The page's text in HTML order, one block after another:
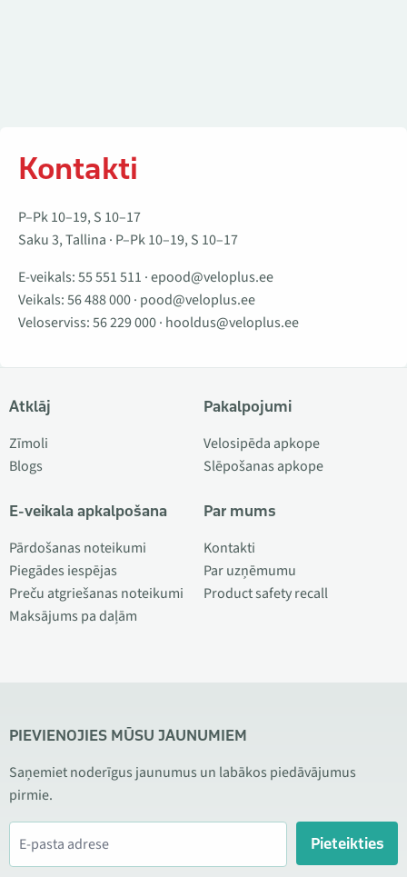
Kontakti
P–Pk 10–19, S 10–17
Saku 3, Tallina · P–Pk 10–19, S 10–17
E-veikals:55 551 511 ·epood@veloplus.ee
Veikals:56 488 000· pood@veloplus.ee
Veloserviss:56 229 000· hooldus@veloplus.ee
Atklāj
Zīmoli
Blogs
E-veikala apkalpošana
Pārdošanas noteikumi
Piegādes iespējas
Preču atgriešanas noteikumi
Maksājums pa daļām
Pakalpojumi
Velosipēda apkope
Slēpošanas apkope
Par mums
Kontakti
Par uzņēmumu
Product safety recall
PIEVIENOJIES MŪSU JAUNUMIEM
Saņemiet noderīgus jaunumus un labākos piedāvājumus
pirmie.
Pieteikties